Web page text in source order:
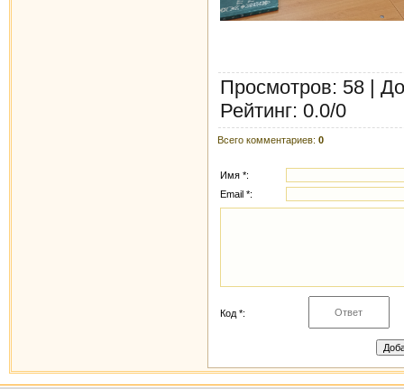
Просмотров: 58 |
Рейтинг: 0.0/0
Всего комментариев: 0
Имя *:
Email *:
Код *: